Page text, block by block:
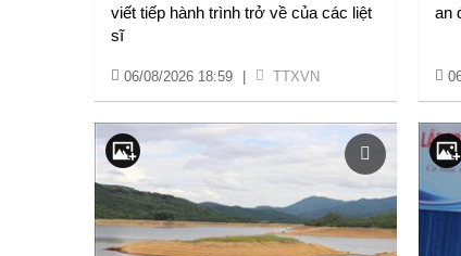
viết tiếp hành trình trở về của các liệt
sĩ
06/08/2026 18:59 TTXVN
an